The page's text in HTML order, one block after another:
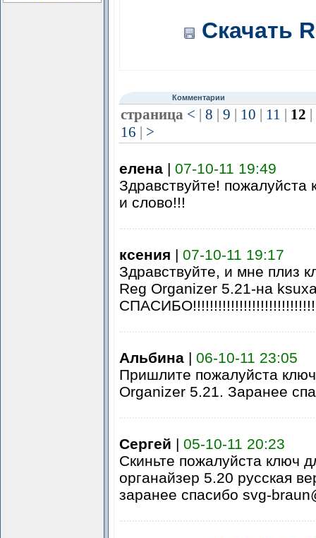
Скачать
Комментарии
страница < | 8 | 9 | 10 | 11 | 12 |
16 | >
елена| 07-10-11 19:49
Здравствуйте! пожалуйста
и слово!!!
ксения | 07-10-11 19:17
Здравствуйте, и мне плиз
Reg Organizer 5.21-на
Альбина| 06-10-11 23:05
Пришлите пожалуйста
Organizer 5.21. Заранее
Сергей | 05-10-11 20:23
Скиньте пожалуйста ключ
органайзер 5.20 русская
заранее спасибо svg-